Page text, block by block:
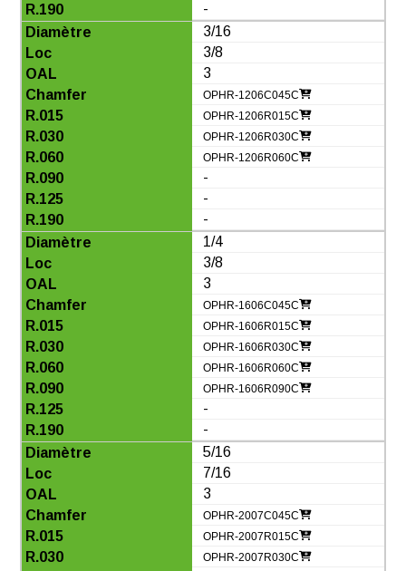
-
3/16
3/8
3
OPHR-1206C045C
OPHR-1206R015C
OPHR-1206R030C
OPHR-1206R060C
-
-
-
1/4
3/8
3
OPHR-1606C045C
OPHR-1606R015C
OPHR-1606R030C
OPHR-1606R060C
OPHR-1606R090C
-
-
5/16
7/16
3
OPHR-2007C045C
OPHR-2007R015C
OPHR-2007R030C